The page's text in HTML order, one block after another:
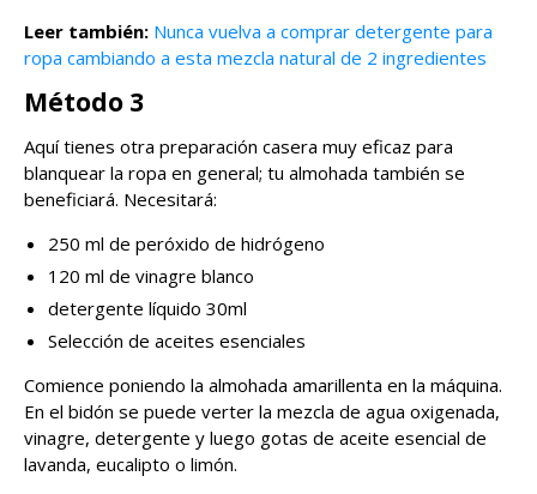
Leer también: Nunca vuelva a comprar detergente para
ropa cambiando a esta mezcla natural de 2 ingredientes
Método 3
Aquí tienes otra preparación casera muy eficaz para
blanquear la ropa en general; tu almohada también se
beneficiará. Necesitará:
250 ml de peróxido de hidrógeno
120 ml de vinagre blanco
detergente líquido 30ml
Selección de aceites esenciales
Comience poniendo la almohada amarillenta en la máquina.
En el bidón se puede verter la mezcla de agua oxigenada,
vinagre, detergente y luego gotas de aceite esencial de
lavanda, eucalipto o limón.